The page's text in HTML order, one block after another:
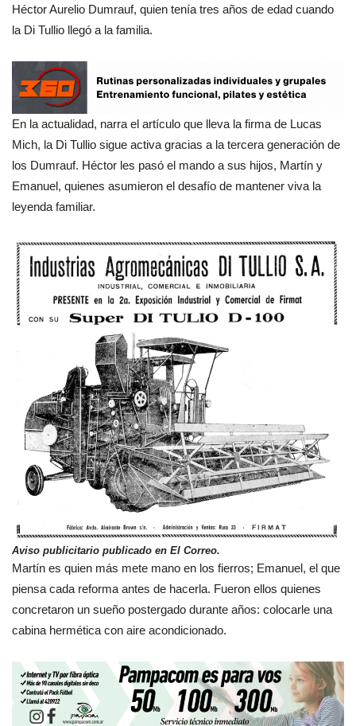
Héctor Aurelio Dumrauf, quien tenía tres años de edad cuando
la Di Tullio llegó a la familia.
En la actualidad, narra el artículo que lleva la firma de Lucas
Mich, la Di Tullio sigue activa gracias a la tercera generación de
los Dumrauf. Héctor les pasó el mando a sus hijos, Martín y
Emanuel, quienes asumieron el desafío de mantener viva la
leyenda familiar.
Aviso publicitario publicado en El Correo.
Martín es quien más mete mano en los fierros; Emanuel, el que
piensa cada reforma antes de hacerla. Fueron ellos quienes
concretaron un sueño postergado durante años: colocarle una
cabina hermética con aire acondicionado.